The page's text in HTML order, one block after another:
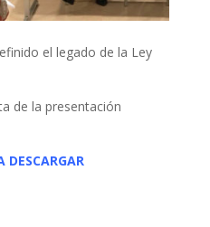
el legado de la Ley
de la presentación
DESCARGAR